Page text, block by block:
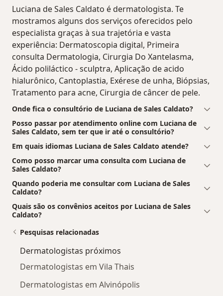
Luciana de Sales Caldato é dermatologista. Te
mostramos alguns dos serviços oferecidos pelo
especialista graças à sua trajetória e vasta
experiência: Dermatoscopia digital, Primeira
consulta Dermatologia, Cirurgia Do Xantelasma,
Ácido poliláctico - sculptra, Aplicação de acido
hialurônico, Cantoplastia, Exérese de unha, Biópsias,
Tratamento para acne, Cirurgia de câncer de pele.
Onde fica o consultório de Luciana de Sales Caldato?
Posso passar por atendimento online com Luciana de
Sales Caldato, sem ter que ir até o consultório?
Em quais idiomas Luciana de Sales Caldato atende?
Como posso marcar uma consulta com Luciana de
Sales Caldato?
Quando poderia me consultar com Luciana de Sales
Caldato?
Quais são os convênios aceitos por Luciana de Sales
Caldato?
Pesquisas relacionadas
Dermatologistas próximos
Dermatologistas em Vila Thais
Dermatologistas em Alvinópolis